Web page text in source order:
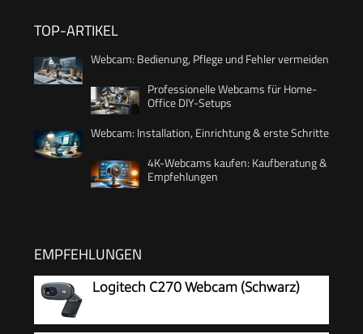
TOP-ARTIKEL
Webcam: Bedienung, Pflege und Fehler vermeiden
Professionelle Webcams für Home-
Office DIY-Setups
Webcam: Installation, Einrichtung & erste Schritte
4K-Webcams kaufen: Kaufberatung &
Empfehlungen
EMPFEHLUNGEN
Logitech C270 Webcam (Schwarz)